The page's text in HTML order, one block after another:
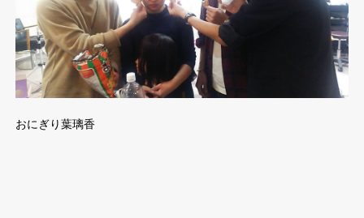
おにぎり葉璃香